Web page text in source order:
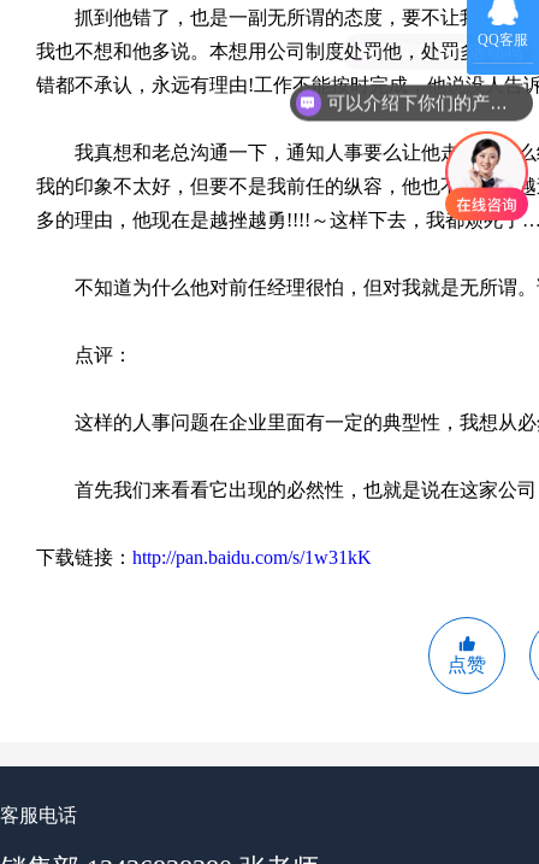
抓到他错了，也是一副无所谓的态度，要不让我罚钱，
我也不想和他多说。本想用公司制度处罚他，处罚多了以
错都不承认，永远有理由!工作不能按时完成，他说没人告
我真想和老总沟通一下，通知人事要么让他走人，要么
我的印象不太好，但要不是我前任的纵容，他也不会越来
多的理由，他现在是越挫越勇!!!! ～这样下去，我都烦死
不知道为什么他对前任经理很怕，但对我就是无所谓。
点评：
这样的人事问题在企业里面有一定的典型性，我想从必
首先我们来看看它出现的必然性，也就是说在这家公司
下载链接： http://pan.baidu.com/s/1w31kK
点赞
客服电话
QQ客服
可以介绍下你们的产品么
现在有优惠活动吗